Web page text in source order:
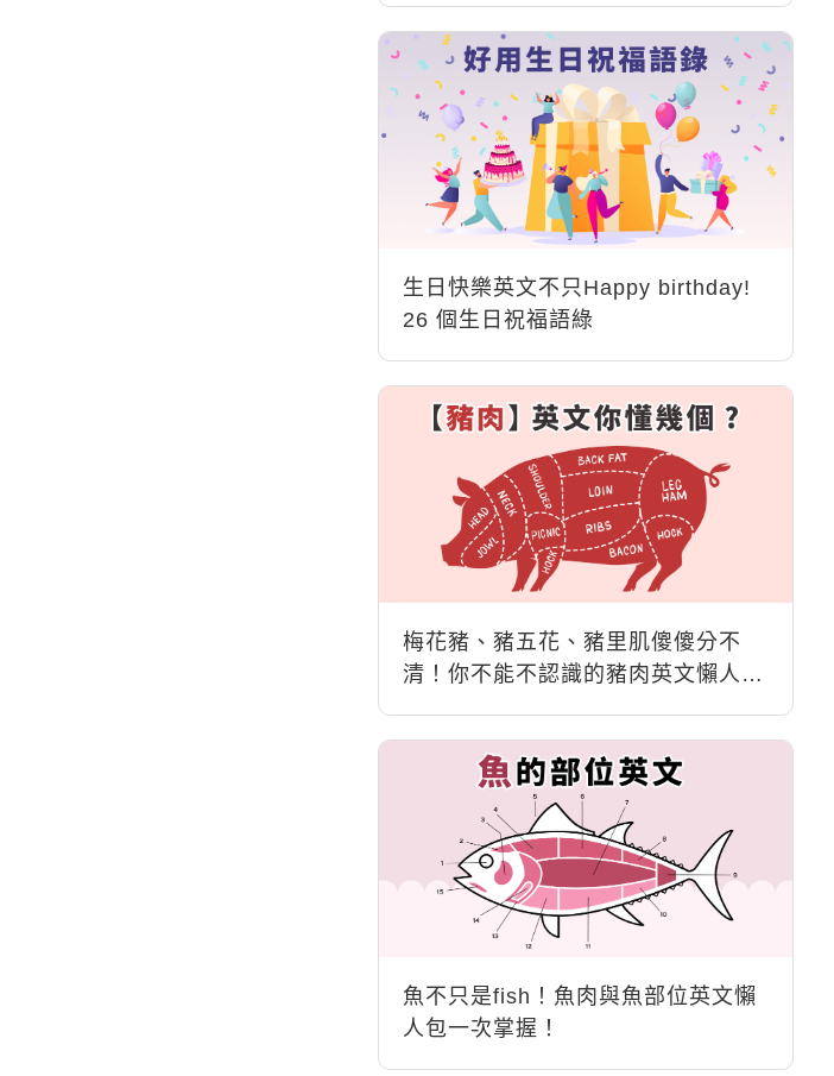
生日快樂英文不只Happy birthday!
26 個生日祝福語綠
梅花豬、豬五花、豬里肌傻傻分不
清！你不能不認識的豬肉英文懶人
魚不只是fish！魚肉與魚部位英文懶
人包一次掌握！